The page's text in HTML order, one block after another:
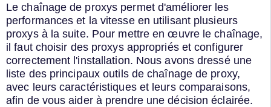
Le chaînage de proxys permet d'améliorer les
performances et la vitesse en utilisant plusieurs
proxys à la suite. Pour mettre en œuvre le chaînage,
il faut choisir des proxys appropriés et configurer
correctement l'installation. Nous avons dressé une
liste des principaux outils de chaînage de proxy,
avec leurs caractéristiques et leurs comparaisons,
afin de vous aider à prendre une décision éclairée.